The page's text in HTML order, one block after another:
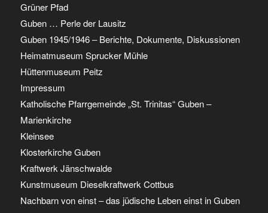
Grüner Pfad
Guben … Perle der Lausitz
Guben 1945/1946 – Berichte, Dokumente, Diskussionen
Heimatmuseum Sprucker Mühle
Hüttenmuseum Peitz
Impressum
Katholische Pfarrgemeinde „St. Trinitas“ Guben –
Marienkirche
Kleinsee
Klosterkirche Guben
Kraftwerk Jänschwalde
Kunstmuseum Dieselkraftwerk Cottbus
Nachbarn von einst – das jüdische Leben einst in Guben